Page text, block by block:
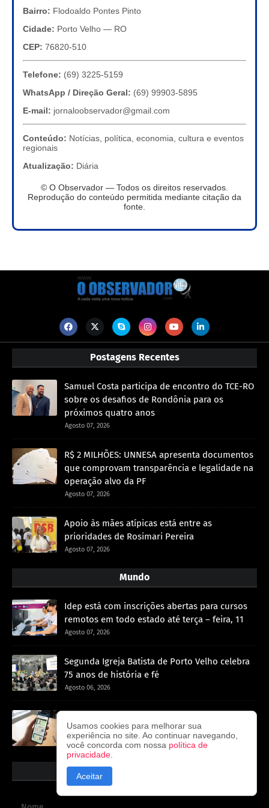
Bairro: Flodoaldo Pontes Pinto
Cidade: Porto Velho — RO
CEP: 76820-510
Telefone: (69) 3225-5159
WhatsApp / Direção Geral: (69) 99903-5895
E-mail: jornaloobservador@gmail.com
Conteúdo: Notícias, política, economia, cultura e eventos
regionais
Atualização: Diária
© O Observador — Todos os direitos reservados.
Reprodução do conteúdo permitida mediante citação da
fonte.
Postagens Recentes
Samuel Costa participa de encontro do TCE-RO
sobre os desafios de Rondônia para os
próximos quatro anos
Agosto 07, 2026
R$ 2 MILHÕES: UNNESA apresenta documentos
que comprovam transparência e legalidade na
operação alvo da PF
Agosto 07, 2026
Apoio às mães atípicas está entre as
prioridades de Rosimari Pereira
Agosto 07, 2026
Mundo
Idep está com inscrições abertas para cursos
remotos em todo estado até terça – feira, 11
Agosto 07, 2026
Segunda Igreja Batista de Porto Velho celebra
75 anos de história e fé
Agosto 06, 2026
os documentos no celular
Agosto 04, 2026
Formulário de contato
Usamos cookies para melhorar sua
experiência no site. Ao continuar navegando,
você concorda com nossa política de
privacidade
Aceitar